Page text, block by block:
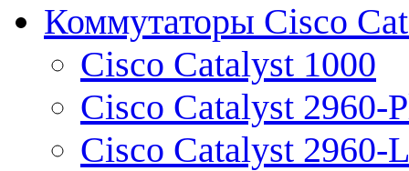
Коммутаторы Cisco
Cisco Catalyst 1000
Cisco Catalyst 2960-
Cisco Catalyst 2960-L